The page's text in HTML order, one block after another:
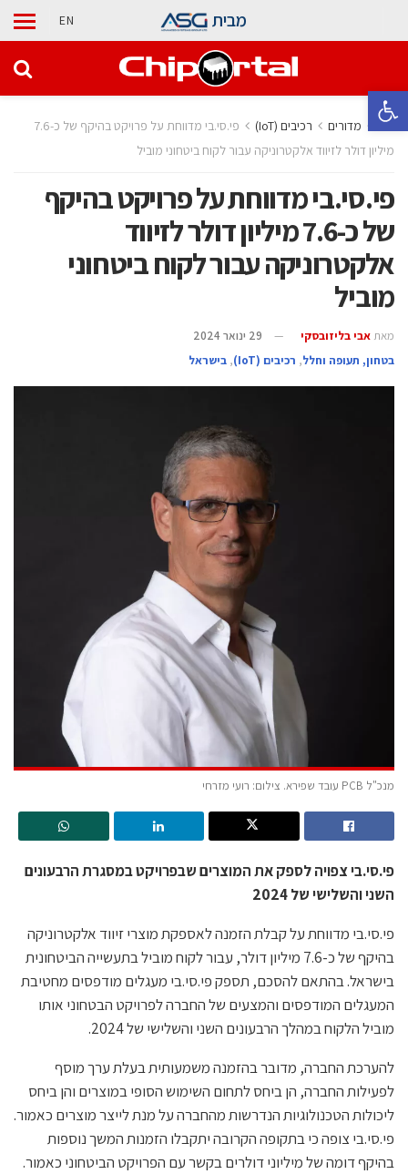
פתח סרגל נגישות
מבית EN
בית מדורים ‫רכיבים‬ (IoT)
פי.סי.בי מדווחת על פרויקט בהיקף של כ-7.6
מיליון דולר לזיווד אלקטרוניקה עבור לקוח ביטחוני מוביל
פי.סי.בי מדווחת על פרויקט בהיקף
של כ-7.6 מיליון דולר לזיווד
אלקטרוניקה עבור לקוח ביטחוני
מוביל
מאת אבי בליזובסקי
29 ינואר 2024
בטחון, תעופה וחלל, ‫רכיבים‬ (IoT) , בישראל
מנכ"ל PCB עובד שפירא. צילום: רועי מזרחי
פי.סי.בי צפויה לספק את המוצרים שבפרויקט במסגרת הרבעונים
השני והשלישי של 2024
פי.סי.בי מדווחת על קבלת הזמנה לאספקת מוצרי זיווד אלקטרוניקה
בהיקף של כ-7.6 מיליון דולר, עבור לקוח מוביל בתעשייה הביטחונית
בישראל. בהתאם להסכם, תספק פי.סי.בי מעגלים מודפסים מחטיבת
המעגלים המודפסים והמצעים של החברה לפרויקט הבטחוני אותו
מוביל הלקוח במהלך הרבעונים השני והשלישי של 2024.
להערכת החברה, מדובר בהזמנה משמעותית בעלת ערך מוסף
לפעילות החברה, הן ביחס לתחום השימוש הסופי במוצרים והן ביחס
ליכולות הטכנולוגיות הנדרשות מהחברה על מנת לייצר מוצרים כאמור.
פי.סי.בי צופה כי בתקופה הקרובה יתקבלו הזמנות המשך נוספות
בהיקף דומה של מיליוני דולרים בקשר עם הפרויקט הביטחוני כאמור.